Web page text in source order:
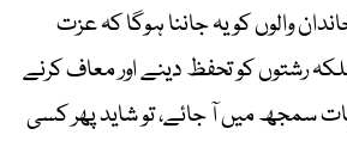
والوں کو یہ جاننا ہوگا کہ عزت
رشتوں کو تحفظ دینے اور معاف کرنے
سمجھ میں آ جائے، تو شاید پھر کسی